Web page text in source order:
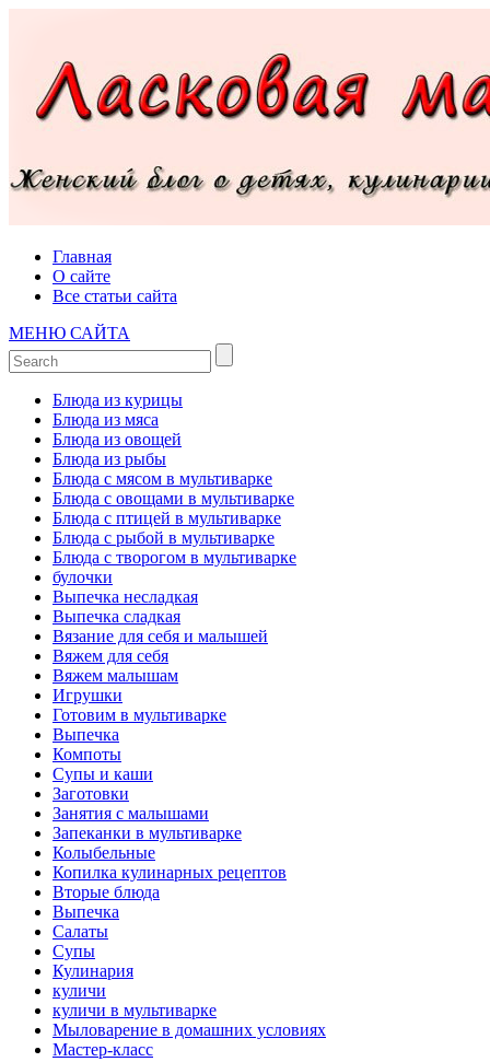
Главная
О сайте
Все статьи сайта
МЕНЮ САЙТА
Блюда из курицы
Блюда из мяса
Блюда из овощей
Блюда из рыбы
Блюда с мясом в мультиварке
Блюда с овощами в мультиварке
Блюда с птицей в мультиварке
Блюда с рыбой в мультиварке
Блюда с творогом в мультиварке
булочки
Выпечка несладкая
Выпечка сладкая
Вязание для себя и малышей
Вяжем для себя
Вяжем малышам
Игрушки
Готовим в мультиварке
Выпечка
Компоты
Супы и каши
Заготовки
Занятия с малышами
Запеканки в мультиварке
Колыбельные
Копилка кулинарных рецептов
Вторые блюда
Выпечка
Салаты
Супы
Кулинария
куличи
куличи в мультиварке
Мыловарение в домашних условиях
Мастер-класс